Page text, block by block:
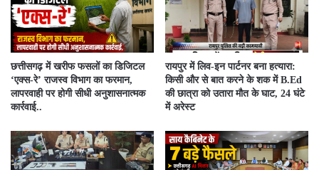
​छत्तीसगढ़ में खरीफ फसलों का डिजिटल
‘एक्स-रे’ राजस्व विभाग का फरमान,
लापरवाही पर होगी सीधी अनुशासनात्मक
कार्रवाई..
रायपुर में लिव-इन पार्टनर बना हत्यारा:
किसी और से बात करने के शक में B.Ed
की छात्रा को उतारा मौत के घाट, 24 घंटे
में अरेस्ट